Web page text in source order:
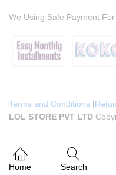
Terms and Conditions |
LOL STORE PVT LTD
We Using Safe Payment For
Home Search